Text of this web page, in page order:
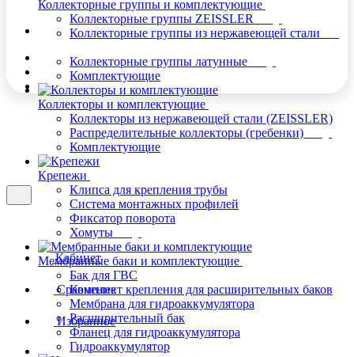
Коллекторные группы и комплектующие
Коллекторные группы ZEISSLER
Коллекторные группы из нержавеющей стали
Коллекторные группы латунные
Комплектующие
Коллекторы и комплектующие
Коллекторы из нержавеющей стали (ZEISSLER)
Распределительные коллекторы (гребенки)
Комплектующие
Крепежи
Клипса для крепления трубы
Система монтажных профилей
Фиксатор поворота
Хомуты
Мембранные баки и комплектующие
Бак для ГВС
Комплект крепления для расширительных баков
Мембрана для гидроаккумулятора
Расширительный бак
Фланец для гидроаккумулятора
Гидроаккумулятор
Кабинет
Сравнение
Избранное